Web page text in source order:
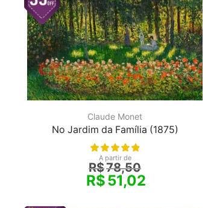
Claude Monet
No Jardim da Família (1875)
A partir de
R$78,50
R$51,02